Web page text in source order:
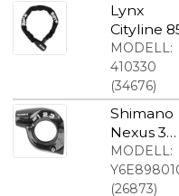
Lynx
Cityline
cm x 8
svart
kättinglås
MODELL:
410330
(34676)
Shimano
Nexus 3
cover till
e SL-
MODELL:
(26873)